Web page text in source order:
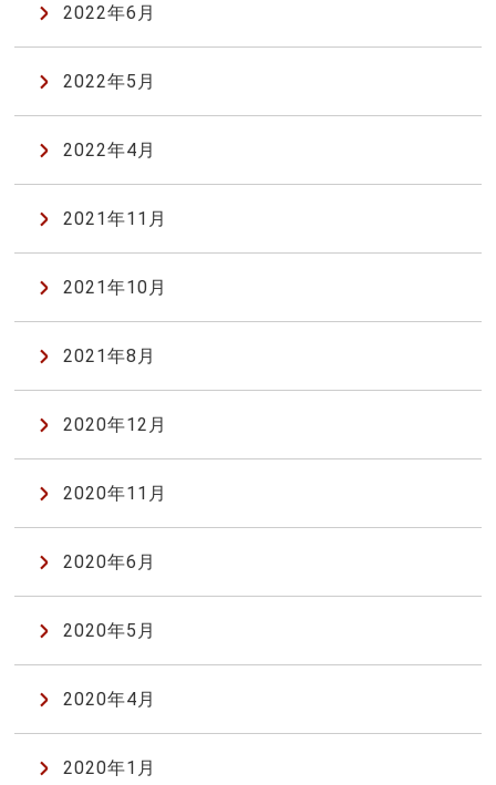
2022年6月
2022年5月
2022年4月
2021年11月
2021年10月
2021年8月
2020年12月
2020年11月
2020年6月
2020年5月
2020年4月
2020年1月